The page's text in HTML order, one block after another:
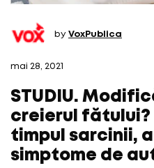
by VoxPublica
mai 28, 2021
STUDIU.
creierul fătului?
timpul sarcinii,
simptome de